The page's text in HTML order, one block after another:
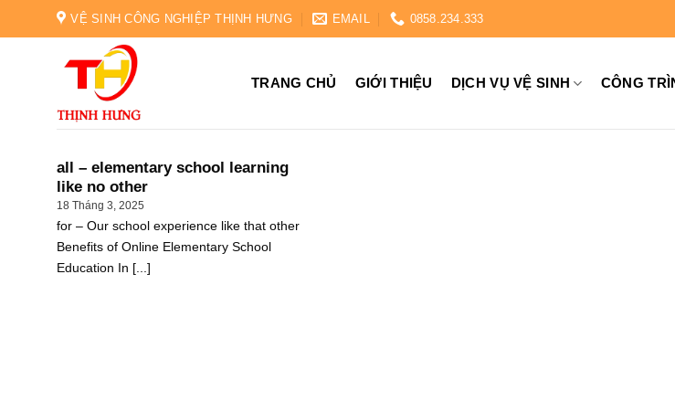
VỆ SINH CÔNG NGHIỆP THỊNH HƯNG EMAIL 0858.234.333
TRANG CHỦ GIỚI THIỆU DỊCH VỤ VỆ SINH CÔNG
all – elementary school learning
like no other
18 Tháng 3, 2025
for – Our school experience like that other
Benefits of Online Elementary School
Education In [...]